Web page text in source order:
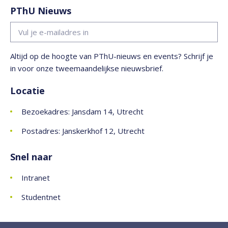
PThU Nieuws
Altijd op de hoogte van PThU-nieuws en events? Schrijf je
in voor onze tweemaandelijkse nieuwsbrief.
Locatie
Bezoekadres: Jansdam 14, Utrecht
Postadres: Janskerkhof 12, Utrecht
Snel naar
Intranet
Studentnet